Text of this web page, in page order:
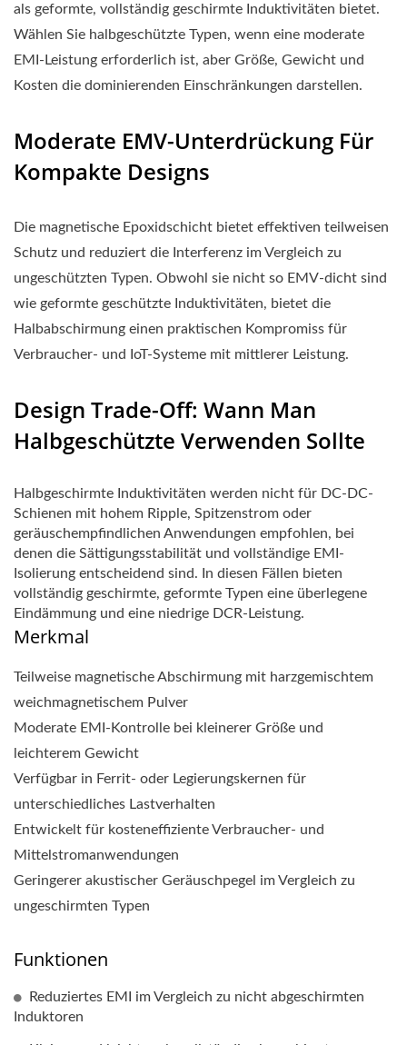
als geformte, vollständig geschirmte Induktivitäten bietet.
Wählen Sie halbgeschützte Typen, wenn eine moderate
EMI-Leistung erforderlich ist, aber Größe, Gewicht und
Kosten die dominierenden Einschränkungen darstellen.
Moderate EMV-Unterdrückung Für
Kompakte Designs
Die magnetische Epoxidschicht bietet effektiven teilweisen
Schutz und reduziert die Interferenz im Vergleich zu
ungeschützten Typen. Obwohl sie nicht so EMV-dicht sind
wie geformte geschützte Induktivitäten, bietet die
Halbabschirmung einen praktischen Kompromiss für
Verbraucher- und IoT-Systeme mit mittlerer Leistung.
Design Trade-Off: Wann Man
Halbgeschützte Verwenden Sollte
Halbgeschirmte Induktivitäten werden nicht für DC-DC-
Schienen mit hohem Ripple, Spitzenstrom oder
geräuschempfindlichen Anwendungen empfohlen, bei
denen die Sättigungsstabilität und vollständige EMI-
Isolierung entscheidend sind. In diesen Fällen bieten
vollständig geschirmte, geformte Typen eine überlegene
Eindämmung und eine niedrige DCR-Leistung.
Merkmal
Teilweise magnetische Abschirmung mit harzgemischtem
weichmagnetischem Pulver
Moderate EMI-Kontrolle bei kleinerer Größe und
leichterem Gewicht
Verfügbar in Ferrit- oder Legierungskernen für
unterschiedliches Lastverhalten
Entwickelt für kosteneffiziente Verbraucher- und
Mittelstromanwendungen
Geringerer akustischer Geräuschpegel im Vergleich zu
ungeschirmten Typen
Funktionen
Reduziertes EMI im Vergleich zu nicht abgeschirmten
Induktoren